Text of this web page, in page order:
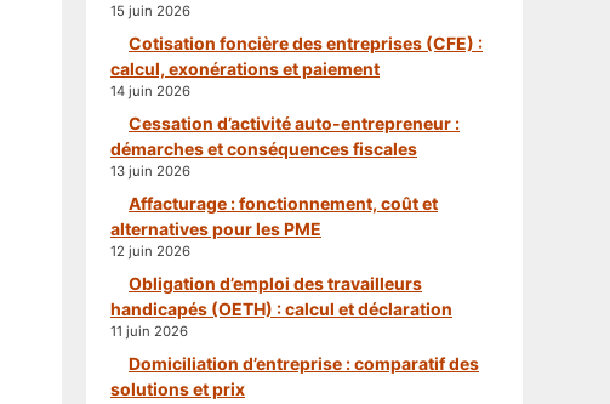
15 juin 2026
Cotisation foncière des entreprises (CFE) :
calcul, exonérations et paiement
14 juin 2026
Cessation d’activité auto-entrepreneur :
démarches et conséquences fiscales
13 juin 2026
Affacturage : fonctionnement, coût et
alternatives pour les PME
12 juin 2026
Obligation d’emploi des travailleurs
handicapés (OETH) : calcul et déclaration
11 juin 2026
Domiciliation d’entreprise : comparatif des
solutions et prix